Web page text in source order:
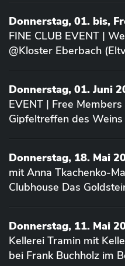
Donnerstag, 01. bis,
FINE CLUB EVENT |
@Kloster Eberbach
Donnerstag, 01. Juni
EVENT | Free
Gipfeltreffen des
Donnerstag, 18. Mai
mit Anna Tkachenko-
Clubhouse Das
Donnerstag, 11. Mai
Kellerei Tramin mit
bei Frank Buchholz im